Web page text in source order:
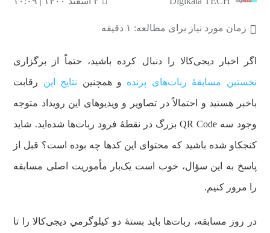
زمان مورد نیاز برای مطالعه: ۱ دقیقه
اگر اخبار دیجی‌کالا را دنبال کرده باشید، حتماً از برگزاری
نخستین مسابقۀ ربات‌های پرنده و همچنین نتایج این رقابت
باخبر هستید و احتمالاً در تصاویر و ویدیوهای این رویداد متوجه
وجود سه QR Code بزرگ در نقطۀ فرود ربات‌ها شده‌اید. شاید
کنجکاو شده باشید که محتوای این کدها چه بوده است؟ قبل از
پاسخ به این سؤال، خوب است یک‌بار مأموریت اصلی مسابقه
را مرور کنیم.
در روز مسابقه، ربات‌ها باید بستۀ دو كيلوگرمي دیجی‌کالا را تا